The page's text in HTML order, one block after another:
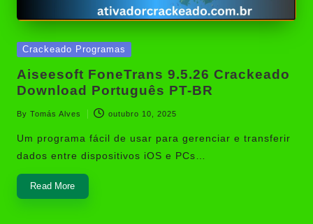
Posted
Crackeado Programas
Aiseesoft FoneTrans 9.5.26 Crackeado
Download Português PT-BR
Posted
by
By Tomás Alves outubro 10, 2025
Um programa fácil de usar para gerenciar e transferir
dados entre dispositivos iOS e PCs…
Read More